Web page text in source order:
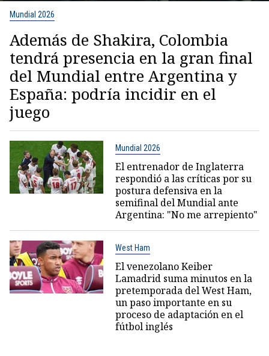
Mundial 2026
Además de Shakira, Colombia
tendrá presencia en la gran final
del Mundial entre Argentina y
España: podría incidir en el
juego
Mundial 2026
El entrenador de Inglaterra
respondió a las críticas por su
postura defensiva en la
semifinal del Mundial ante
Argentina: "No me arrepiento"
West Ham
El venezolano Keiber
Lamadrid suma minutos en la
pretemporada del West Ham,
un paso importante en su
proceso de adaptación en el
fútbol inglés